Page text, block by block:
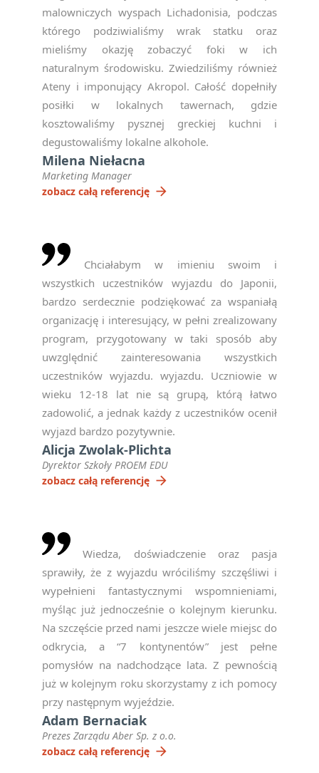
malowniczych wyspach Lichadonisia, podczas
którego podziwialiśmy wrak statku oraz
mieliśmy okazję zobaczyć foki w ich
naturalnym środowisku. Zwiedziliśmy również
Ateny i imponujący Akropol. Całość dopełniły
posiłki w lokalnych tawernach, gdzie
kosztowaliśmy pysznej greckiej kuchni i
degustowaliśmy lokalne alkohole.
Milena Niełacna
Marketing Manager
zobacz całą referencję arrow_forward
Chciałabym w imieniu swoim i
wszystkich uczestników wyjazdu do Japonii,
bardzo serdecznie podziękować za wspaniałą
organizację i interesujący, w pełni zrealizowany
program, przygotowany w taki sposób aby
uwzględnić zainteresowania wszystkich
uczestników wyjazdu. wyjazdu. Uczniowie w
wieku 12-18 lat nie są grupą, którą łatwo
zadowolić, a jednak każdy z uczestników ocenił
wyjazd bardzo pozytywnie.
Alicja Zwolak-Plichta
Dyrektor Szkoły PROEM EDU
zobacz całą referencję arrow_forward
Wiedza, doświadczenie oraz pasja
sprawiły, że z wyjazdu wróciliśmy szczęśliwi i
wypełnieni fantastycznymi wspomnieniami,
myśląc już jednocześnie o kolejnym kierunku.
Na szczęście przed nami jeszcze wiele miejsc do
odkrycia, a “7 kontynentów” jest pełne
pomysłów na nadchodzące lata. Z pewnością
już w kolejnym roku skorzystamy z ich pomocy
przy następnym wyjeździe.
Adam Bernaciak
Prezes Zarządu Aber Sp. z o.o.
zobacz całą referencję arrow_forward